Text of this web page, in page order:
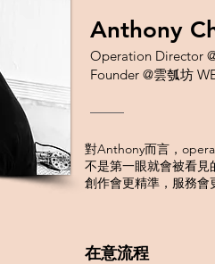
對Anthony而言，
不是第一眼就會被看見
創作會更精準，服務會
在意流程
Anthony
Operation Director
Founder @雲瓠坊